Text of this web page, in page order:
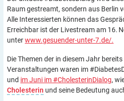
Raum gestreamt, sondern aus Berlin
Alle Interessierten können das
Erreichbar ist der Livestream am 16.
unterwww.gesuender-unter-7.de/.
Die Themen der in diesem Jahr
Veranstaltungen waren im
und im Juni im #CholesterinDialog,
Cholesterin und seine Bedeutung